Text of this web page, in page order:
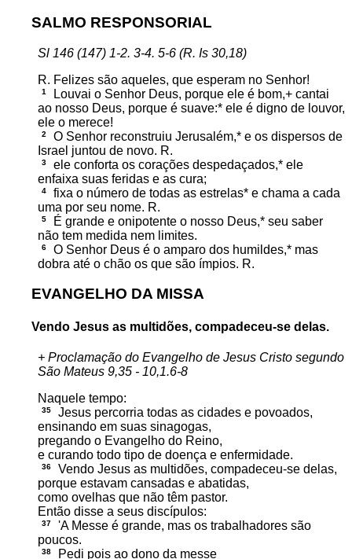
SALMO RESPONSORIAL
Sl 146 (147) 1-2. 3-4. 5-6 (R. Is 30,18)
R. Felizes são aqueles, que esperam no Senhor!
1
Louvai o Senhor Deus, porque ele é bom,+ cantai
ao nosso Deus, porque é suave:* ele é digno de louvor,
ele o merece!
2
O Senhor reconstruiu Jerusalém,* e os dispersos de
Israel juntou de novo. R.
3
ele conforta os corações despedaçados,* ele
enfaixa suas feridas e as cura;
4
fixa o número de todas as estrelas* e chama a cada
uma por seu nome. R.
5
É grande e onipotente o nosso Deus,* seu saber
não tem medida nem limites.
6
O Senhor Deus é o amparo dos humildes,* mas
dobra até o chão os que são ímpios. R.
EVANGELHO DA MISSA
Vendo Jesus as multidões, compadeceu-se delas.
+ Proclamação do Evangelho de Jesus Cristo segundo
São Mateus 9,35 - 10,1.6-8
Naquele tempo:
35
Jesus percorria todas as cidades e povoados,
ensinando em suas sinagogas,
pregando o Evangelho do Reino,
e curando todo tipo de doença e enfermidade.
36
Vendo Jesus as multidões, compadeceu-se delas,
porque estavam cansadas e abatidas,
como ovelhas que não têm pastor.
Então disse a seus discípulos:
37
'A Messe é grande, mas os trabalhadores são
poucos.
38 Pedi pois ao dono da messe